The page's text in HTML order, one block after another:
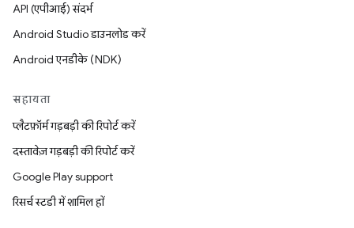
API (एपीआई) संदर्भ
Android Studio डाउनलोड करें
Android एनडीके (NDK)
सहायता
प्लैटफ़ॉर्म गड़बड़ी की रिपोर्ट करें
दस्तावेज़ गड़बड़ी की रिपोर्ट करें
Google Play support
रिसर्च स्टडी में शामिल हों